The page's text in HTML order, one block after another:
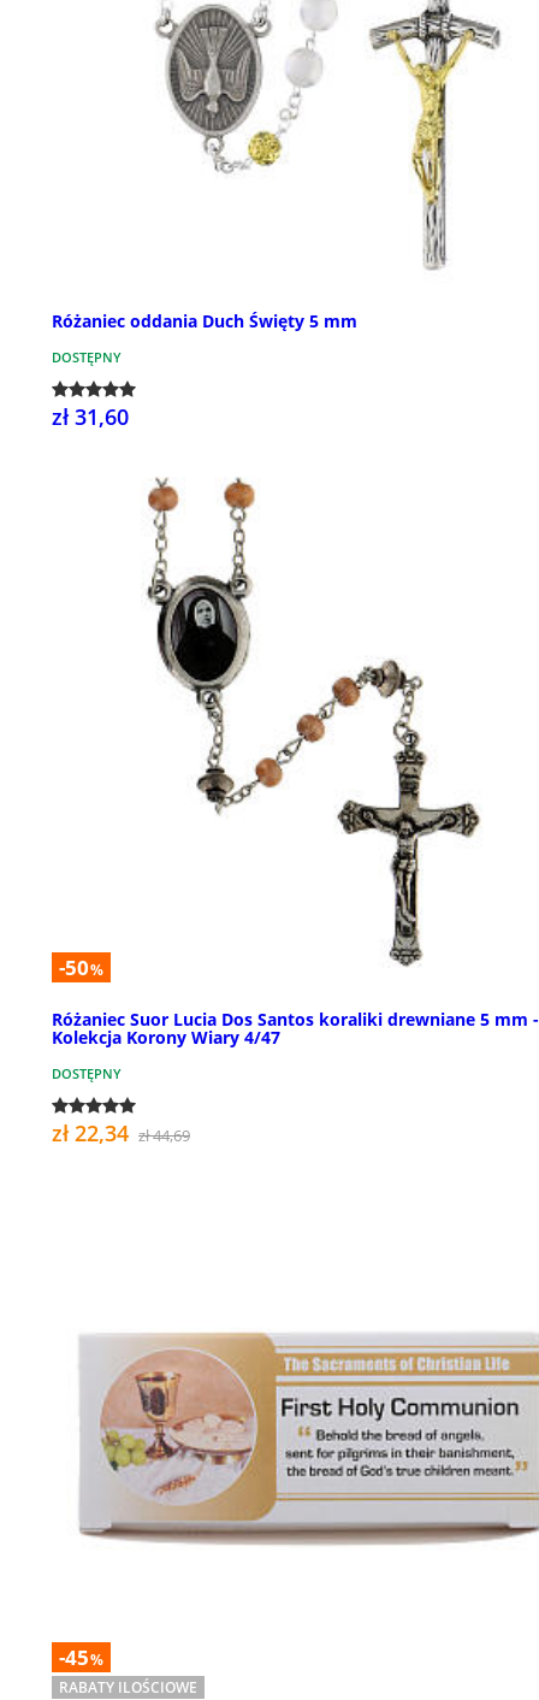
Różaniec oddania Duch Święty 5 mm
DOSTĘPNY
zł 31,60
-50%
Różaniec Suor Lucia Dos Santos koraliki drewniane 5 mm -
Kolekcja Korony Wiary 4/47
DOSTĘPNY
zł 22,34 zł 44,69
-45%
RABATY ILOŚCIOWE